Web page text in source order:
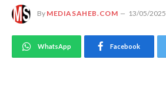
By MEDIASAHEB.COM 13/05/2025
WhatsApp Facebook